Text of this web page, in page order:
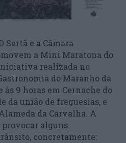
Sertã e a Câmara
a Mini Maratona do
realizada no
do Maranho da
9 horas em Cernache do
da união de freguesias, e
da Carvalha. A
alguns
concretamente: